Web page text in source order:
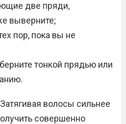
две пряди,
выверните;
пор, пока вы не
тонкой прядью или
волосы сильнее
совершенно